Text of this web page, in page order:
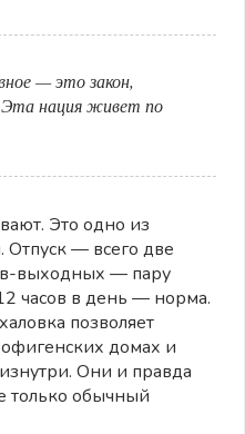
— это закон,
нация живет по
Это одно из
Отпуск — всего две
выходных — пару
часов в день — норма.
позволяет
офигенских домах и
Они и правда
только обычный